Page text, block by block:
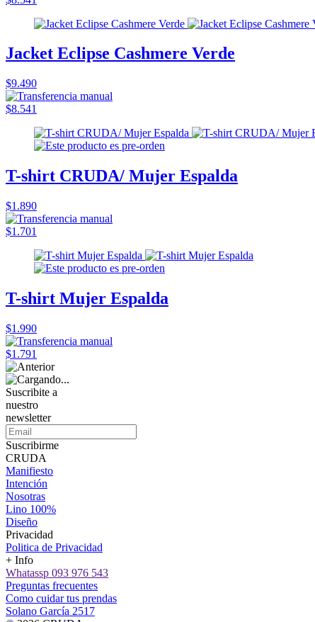
Jacket Eclipse Cashmere Verde
$9.490
$8.541
T-shirt CRUDA/ Mujer Espalda
$1.890
$1.701
T-shirt Mujer Espalda
$1.990
$1.791
Suscribite a
nuestro
newsletter
Suscribirme
CRUDA
Manifiesto
Intención
Nosotras
Lino 100%
Diseño
Privacidad
Politica de Privacidad
+ Info
Whatassp 093 976 543
Preguntas frecuentes
Como cuidar tus prendas
Solano García 2517